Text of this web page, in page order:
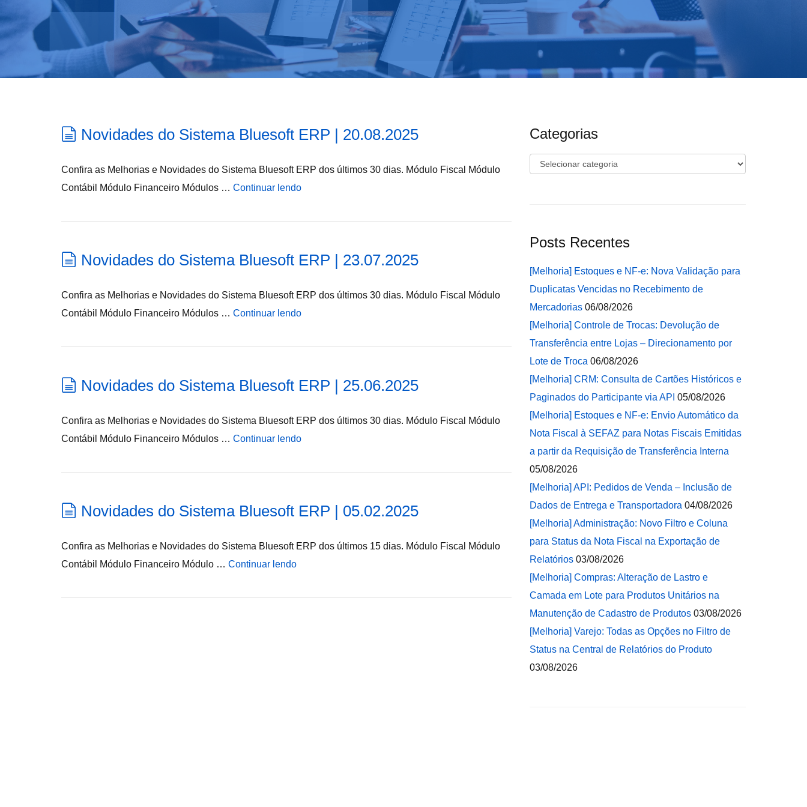
Novidades do Sistema Bluesoft ERP | 20.08.2025
Confira as Melhorias e Novidades do Sistema Bluesoft ERP dos últimos 30 dias. Módulo Fiscal Módulo
Contábil Módulo Financeiro Módulos … Continuar lendo
Novidades do Sistema Bluesoft ERP | 23.07.2025
Confira as Melhorias e Novidades do Sistema Bluesoft ERP dos últimos 30 dias. Módulo Fiscal Módulo
Contábil Módulo Financeiro Módulos … Continuar lendo
Novidades do Sistema Bluesoft ERP | 25.06.2025
Confira as Melhorias e Novidades do Sistema Bluesoft ERP dos últimos 30 dias. Módulo Fiscal Módulo
Contábil Módulo Financeiro Módulos … Continuar lendo
Novidades do Sistema Bluesoft ERP | 05.02.2025
Confira as Melhorias e Novidades do Sistema Bluesoft ERP dos últimos 15 dias. Módulo Fiscal Módulo
Contábil Módulo Financeiro Módulo … Continuar lendo
Categorias
Categorias
Posts Recentes
[Melhoria] Estoques e NF-e: Nova Validação para
Duplicatas Vencidas no Recebimento de
Mercadorias 06/08/2026
[Melhoria] Controle de Trocas: Devolução de
Transferência entre Lojas – Direcionamento por
Lote de Troca 06/08/2026
[Melhoria] CRM: Consulta de Cartões Históricos e
Paginados do Participante via API 05/08/2026
[Melhoria] Estoques e NF-e: Envio Automático da
Nota Fiscal à SEFAZ para Notas Fiscais Emitidas
a partir da Requisição de Transferência Interna
05/08/2026
[Melhoria] API: Pedidos de Venda – Inclusão de
Dados de Entrega e Transportadora 04/08/2026
[Melhoria] Administração: Novo Filtro e Coluna
para Status da Nota Fiscal na Exportação de
Relatórios 03/08/2026
[Melhoria] Compras: Alteração de Lastro e
Camada em Lote para Produtos Unitários na
Manutenção de Cadastro de Produtos 03/08/2026
[Melhoria] Varejo: Todas as Opções no Filtro de
Status na Central de Relatórios do Produto
03/08/2026